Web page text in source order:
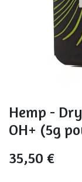
Hemp -
OH+ (5g
35,50 €